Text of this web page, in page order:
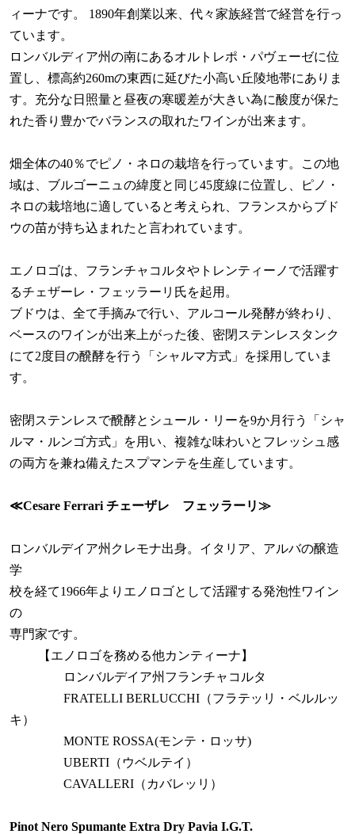
ィーナです。 1890年創業以来、代々家族経営で経営を行っ
ています。
ロンバルディア州の南にあるオルトレポ・パヴェーゼに位
置し、標高約260mの東西に延びた小高い丘陵地帯にありま
す。充分な日照量と昼夜の寒暖差が大きい為に酸度が保た
れた香り豊かでバランスの取れたワインが出来ます。
畑全体の40％でピノ・ネロの栽培を行っています。この地
域は、ブルゴーニュの緯度と同じ45度線に位置し、ピノ・
ネロの栽培地に適していると考えられ、フランスからブド
ウの苗が持ち込まれたと言われています。
エノロゴは、フランチャコルタやトレンティーノで活躍す
るチェザーレ・フェッラーリ氏を起用。
ブドウは、全て手摘みで行い、アルコール発酵が終わり、
ベースのワインが出来上がった後、密閉ステンレスタンク
にて2度目の醗酵を行う「シャルマ方式」を採用していま
す。
密閉ステンレスで醗酵とシュール・リーを9か月行う「シャ
ルマ・ルンゴ方式」を用い、複雑な味わいとフレッシュ感
の両方を兼ね備えたスプマンテを生産しています。
≪Cesare Ferrari チェーザレ フェッラーリ≫
ロンバルデイア州クレモナ出身。イタリア、アルバの醸造
学
校を経て1966年よりエノロゴとして活躍する発泡性ワイン
の
専門家です。
【エノロゴを務める他カンティーナ】
ロンバルデイア州フランチャコルタ
FRATELLI BERLUCCHI（フラテッリ・ベルルッ
キ）
MONTE ROSSA(モンテ・ロッサ)
UBERTI（ウベルテイ）
CAVALLERI（カバレッリ）
Pinot Nero Spumante Extra Dry Pavia I.G.T.